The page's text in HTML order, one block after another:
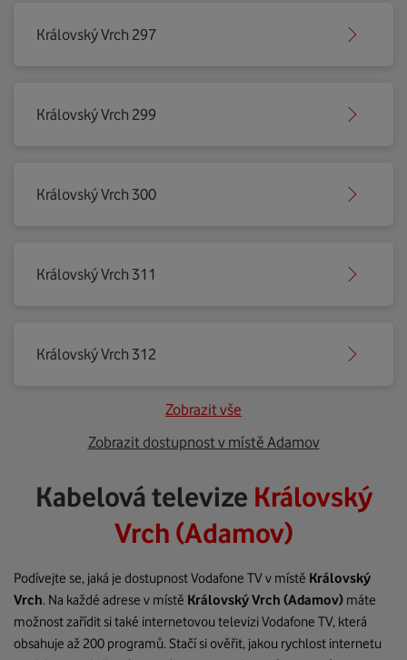
Královský Vrch 297
Královský Vrch 299
Královský Vrch 300
Královský Vrch 311
Královský Vrch 312
Zobrazit vše
Zobrazit dostupnost v místě Adamov
Kabelová televize Královský
Vrch (Adamov)
Podívejte se, jaká je dostupnost Vodafone TV v místě Královský
Vrch. Na každé adrese v místě Královský Vrch (Adamov) máte
možnost zařídit si také internetovou televizi Vodafone TV, která
obsahuje až 200 programů. Stačí si ověřit, jakou rychlost internetu